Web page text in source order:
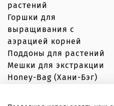
растений
Горшки для
выращивания с
аэрацией корней
Поддоны для растений
Мешки для экстракции
Honey-Bag (Хани-Бэг)